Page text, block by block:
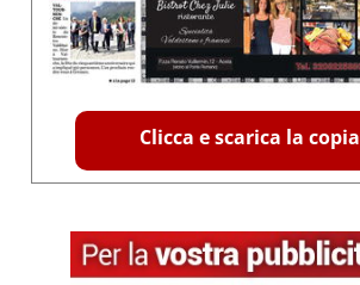
Clicca e scarica la copia